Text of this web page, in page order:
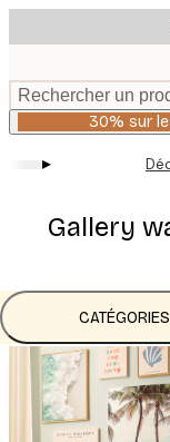
to
content.
Rechercher un
30% sur
▸
Gallery
CATÉGORIES